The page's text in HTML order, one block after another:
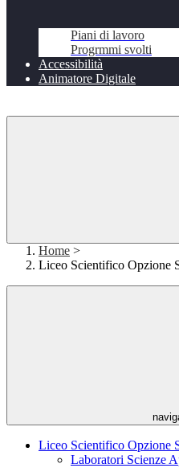
Piani di lavoro
Progrmmi svolti
Accessibilità
Animatore Digitale
Home >
Liceo Scientifico Opzione
Liceo Scientifico Opzione
Laboratori Scienze